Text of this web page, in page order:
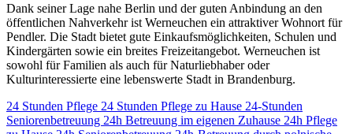
Dank seiner Lage nahe Berlin und der guten Anbindung an den
öffentlichen Nahverkehr ist Werneuchen ein attraktiver Wohnort für
Pendler. Die Stadt bietet gute Einkaufsmöglichkeiten, Schulen und
Kindergärten sowie ein breites Freizeitangebot. Werneuchen ist
sowohl für Familien als auch für Naturliebhaber oder
Kulturinteressierte eine lebenswerte Stadt in Brandenburg.
24 Stunden Pflege 24 Stunden Pflege zu Hause 24-Stunden
Seniorenbetreuung 24h Betreuung im eigenen Zuhause 24h Pflege